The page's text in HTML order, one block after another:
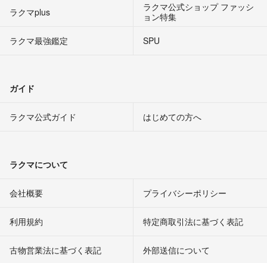
ラクマplus
ラクマ公式ショップ ファッシ
ョン特集
ラクマ最強鑑定
SPU
ガイド
ラクマ公式ガイド はじめての方へ
ラクマについて
会社概要 プライバシーポリシー
利用規約 特定商取引法に基づく表記
古物営業法に基づく表記 外部送信について